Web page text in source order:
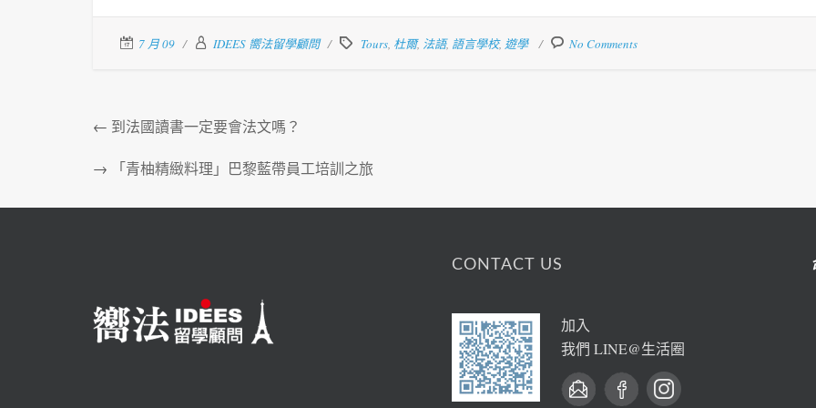
7 月 09 IDEES 嚮法留學顧問 Tours, 杜爾, 法語, 語言學校, 遊學 No Comments
← 到法國讀書一定要會法文嗎？
→ 「青柚精緻料理」巴黎藍帶員工培訓之旅
CONTACT US
加入
我們 LINE@生活圈